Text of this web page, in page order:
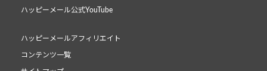
ハッピーメール公式YouTube
ハッピーメールアフィリエイト
コンテンツ一覧